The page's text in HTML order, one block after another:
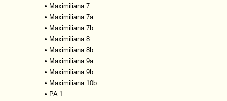
• Maximiliana 7
• Maximiliana 7a
• Maximiliana 7b
• Maximiliana 8
• Maximiliana 8b
• Maximiliana 9a
• Maximiliana 9b
• Maximiliana 10b
• PA 1